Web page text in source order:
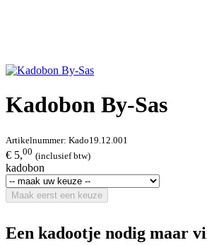
Kadobon By-Sas
Artikelnummer: Kado19.12.001
€ 5,00 (inclusief btw)
kadobon
Maak eerst een keuze
Een kadootje nodig maar